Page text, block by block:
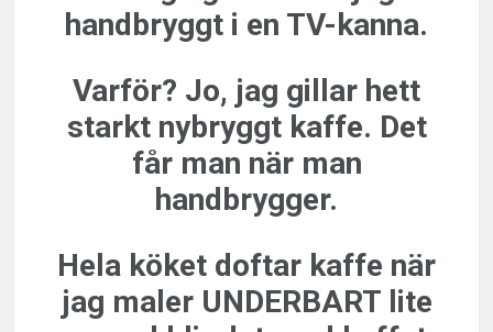
handbryggt i en TV-kanna.
Varför? Jo, jag gillar hett
starkt nybryggt kaffe. Det
får man när man
handbrygger.
Hela köket doftar kaffe när
jag maler UNDERBART lite